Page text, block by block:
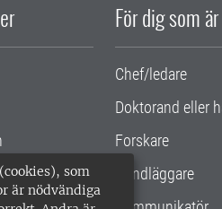
som
är nödvändiga
För dig som är
Chef/ledare
Doktorand eller
Forskare
Handläggare